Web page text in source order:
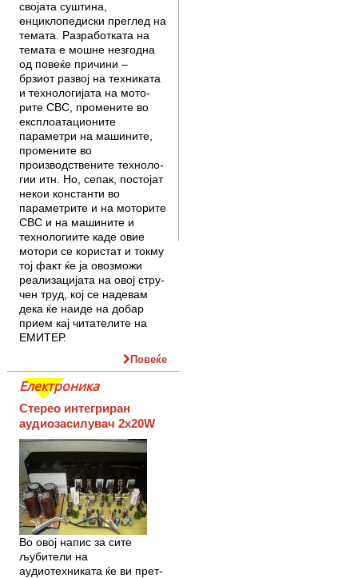
својата суштина,
енциклопедиски пр­еглед на
темата. Разработката на
темата е мошне незгодна
од повеќе причини –
брзиот развој на техниката
и техно­ло­ги­ја­та на мото­
рите СВС, промените во
екс­пло­а­тацио­ните
параметри на маши­ните,
промените во
производствените техно­ло­
гии итн. Но, се­пак, постојат
некои конс­танти во
парамет­рите и на моторите
СВС и на машините и
технологиите каде овие
мотори се користат и токму
тој факт ќе ја овозможи
реализа­цијата на овој стру­
чен труд, кој се надевам
дека ќе наиде на добар
прием кај чита­телите на
ЕМИТЕР.
Повеќе
Електроника
Стерео интегриран
аудиозасилувач 2x20W
Во овој напис за сите
љубите­ли на
аудиотехниката ќе ви прет­